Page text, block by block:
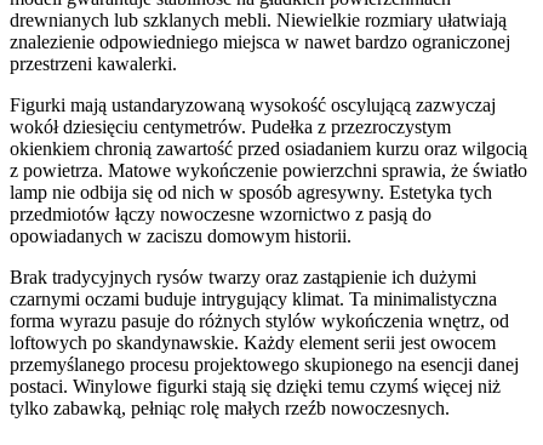
drewnianych lub szklanych mebli. Niewielkie rozmiary ułatwiają
znalezienie odpowiedniego miejsca w nawet bardzo ograniczonej
przestrzeni kawalerki.
Figurki mają ustandaryzowaną wysokość oscylującą zazwyczaj
wokół dziesięciu centymetrów. Pudełka z przezroczystym
okienkiem chronią zawartość przed osiadaniem kurzu oraz wilgocią
z powietrza. Matowe wykończenie powierzchni sprawia, że światło
lamp nie odbija się od nich w sposób agresywny. Estetyka tych
przedmiotów łączy nowoczesne wzornictwo z pasją do
opowiadanych w zaciszu domowym historii.
Brak tradycyjnych rysów twarzy oraz zastąpienie ich dużymi
czarnymi oczami buduje intrygujący klimat. Ta minimalistyczna
forma wyrazu pasuje do różnych stylów wykończenia wnętrz, od
loftowych po skandynawskie. Każdy element serii jest owocem
przemyślanego procesu projektowego skupionego na esencji danej
postaci. Winylowe figurki stają się dzięki temu czymś więcej niż
tylko zabawką, pełniąc rolę małych rzeźb nowoczesnych.